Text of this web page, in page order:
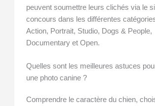
peuvent soumettre leurs clichés via le
concours dans les différentes
Action, Portrait, Studio, Dogs & People,
Documentary et Open.
Quelles sont les meilleures astuces
une photo canine ?
Comprendre le caractère du chien,